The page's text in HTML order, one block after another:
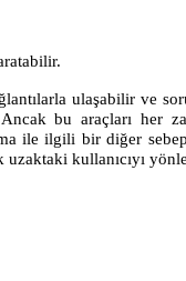
ulaşabilir ve
bu araçları
ile ilgili bir diğer
kullanıcıyı